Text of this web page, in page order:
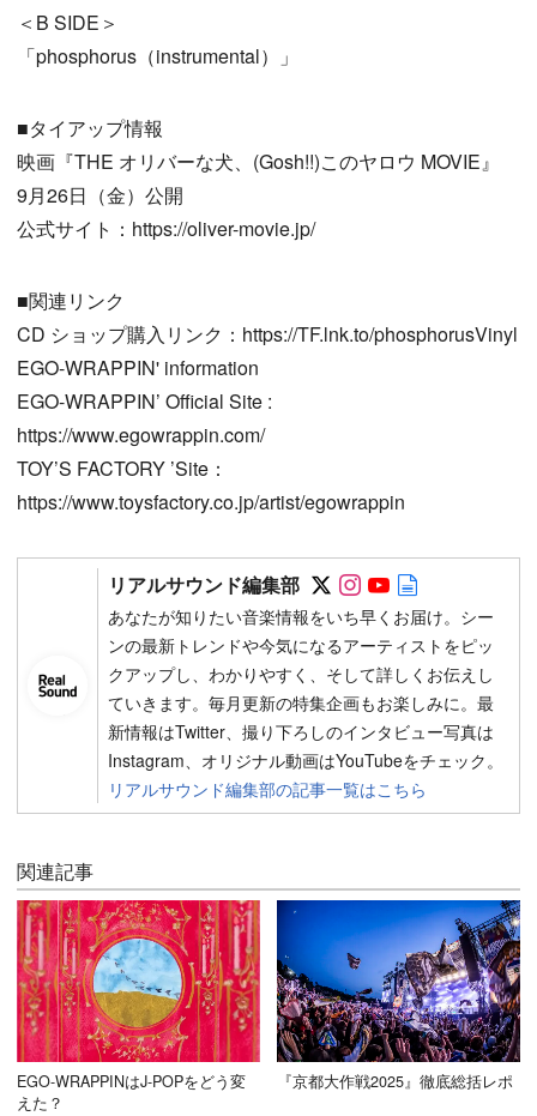
＜B SIDE＞
「phosphorus（instrumental）」
■タイアップ情報
映画『THE オリバーな犬、(Gosh!!)このヤロウ MOVIE』
9月26日（金）公開
公式サイト：https://oliver-movie.jp/
■関連リンク
CD ショップ購入リンク：https://TF.lnk.to/phosphorusVinyl
EGO-WRAPPIN' information
EGO-WRAPPIN’ Official Site :
https://www.egowrappin.com/
TOY’S FACTORY ’Site：
https://www.toysfactory.co.jp/artist/egowrappin
リアルサウンド編集部 Follow on SNS
Follow on SNS
Follow on
あなたが知りたい音楽情報をいち早くお届け。シー
ンの最新トレンドや今気になるアーティストをピッ
クアップし、わかりやすく、そして詳しくお伝えし
ていきます。毎月更新の特集企画もお楽しみに。最
新情報はTwitter、撮り下ろしのインタビュー写真は
Instagram、オリジナル動画はYouTubeをチェック。
リアルサウンド編集部の記事一覧はこちら
関連記事
EGO-WRAPPINはJ-POPをどう変
えた？
『京都大作戦2025』徹底総括レポ